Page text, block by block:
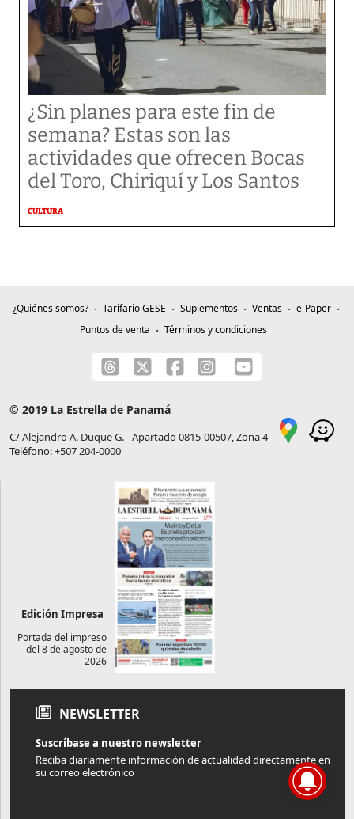
¿Sin planes para este fin de
semana? Estas son las
actividades que ofrecen Bocas
del Toro, Chiriquí y Los Santos
CULTURA
¿Quiénes somos? Tarifario GESE Suplementos Ventas
e-Paper
Puntos de venta
Términos y condiciones
© 2019 La Estrella de Panamá
C/ Alejandro A. Duque G. - Apartado 0815-00507, Zona 4
Teléfono: +507 204-0000
Edición Impresa
Portada del impreso
del 8 de agosto de
2026
NEWSLETTER
Suscríbase a nuestro newsletter
Reciba diariamente información de actualidad directamente en
su correo electrónico